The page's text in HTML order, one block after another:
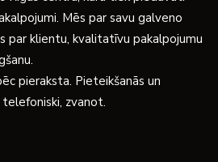
Mēs par savu galveno
par klientu, kvalitatīvu pakalpojumu
pieraksta. Pieteikšanās un
zvanot.